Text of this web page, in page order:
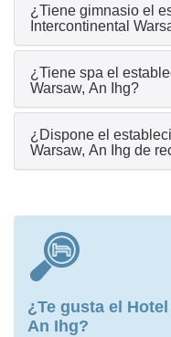
¿Tiene gimnasio el
Intercontinental
¿Tiene spa el
Warsaw, An Ihg?
¿Dispone el
Warsaw, An Ihg de
¿Te gusta el
An Ihg?